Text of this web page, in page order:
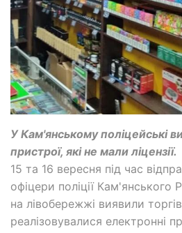
У Кам'янському поліцейські
пристрої, які не мали ліцензії.
15 та 16 вересня під час
офіцери поліції Кам'янського
на лівобережжі виявили
реалізовувалися електронні